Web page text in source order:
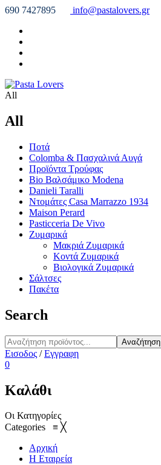
690 7427895 info@pastalovers.gr
All
All
Ποτά
Colomba & Πασχαλινά Αυγά
Προϊόντα Τρούφας
Bio Βαλσάμικο Modena
Danieli Taralli
Ντομάτες Casa Marrazzo 1934
Maison Perard
Pasticceria De Vivo
Ζυμαρικά
Μακριά Ζυμαρικά
Κοντά Ζυμαρικά
Βιολογικά Ζυμαρικά
Σάλτσες
Πακέτα
Search
Αναζήτηση
Εισοδος /Εγγραφη
0
Καλάθι
Οι Κατηγορίες
Categories ≡ ╳
Αρχική
Η Εταιρεία